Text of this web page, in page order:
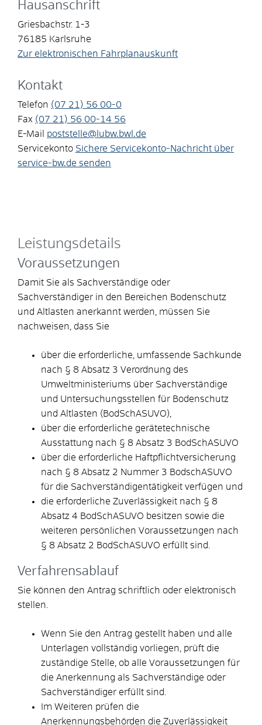
Hausanschrift
Griesbachstr. 1-3
76185 Karlsruhe
Zur elektronischen Fahrplanauskunft
Kontakt
Telefon (07 21) 56 00-0
Fax (07 21) 56 00-14 56
E-Mail
poststelle@lubw.bwl.de
Servicekonto Sichere Servicekonto-Nachricht über
service-bw.de senden
Leistungsdetails
Voraussetzungen
Damit Sie als Sachverständige oder
Sachverständiger in den Bereichen Bodenschutz
und Altlasten anerkannt werden, müssen Sie
nachweisen, dass Sie
über die erforderliche, umfassende Sachkunde
nach § 8 Absatz 3 Verordnung des
Umweltministeriums über Sachverständige
und Untersuchungsstellen für Bodenschutz
und Altlasten (BodSchASUVO),
über die erforderliche gerätetechnische
Ausstattung nach § 8 Absatz 3 BodSchASUVO
über die erforderliche Haftpflichtversicherung
nach § 8 Absatz 2 Nummer 3 BodschASUVO
für die Sachverständigentätigkeit verfügen und
die erforderliche Zuverlässigkeit nach § 8
Absatz 4 BodSchASUVO besitzen sowie die
weiteren persönlichen Voraussetzungen nach
§ 8 Absatz 2 BodSchASUVO erfüllt sind.
Verfahrensablauf
Sie können den Antrag schriftlich oder elektronisch
stellen.
Wenn Sie den Antrag gestellt haben und alle
Unterlagen vollständig vorliegen, prüft die
zuständige Stelle, ob alle Voraussetzungen für
die Anerkennung als Sachverständige oder
Sachverständiger erfüllt sind.
Im Weiteren prüfen die
Anerkennungsbehörden die Zuverlässigkeit